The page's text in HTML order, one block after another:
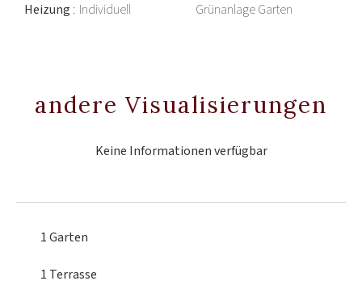
Heizung Individuell
Grünanlage Garten
andere Visualisierungen
Keine Informationen verfügbar
1 Garten
1 Terrasse